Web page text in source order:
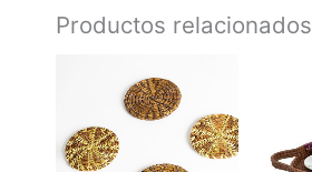
Productos relacionados